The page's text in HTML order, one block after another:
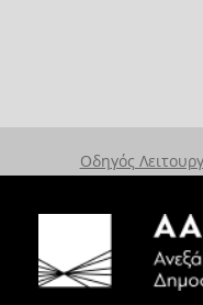
Οδηγός